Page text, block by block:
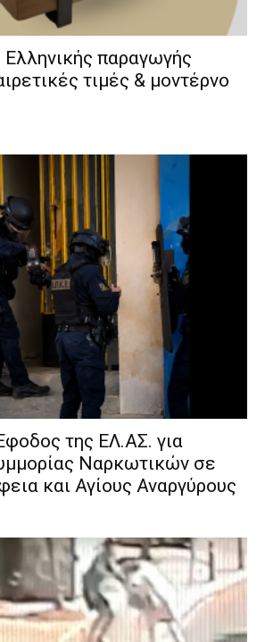
Ελληνικής παραγωγής
τιμές & μοντέρνο
της ΕΛ.ΑΣ. για
Ναρκωτικών σε
και Αγίους Αναργύρους